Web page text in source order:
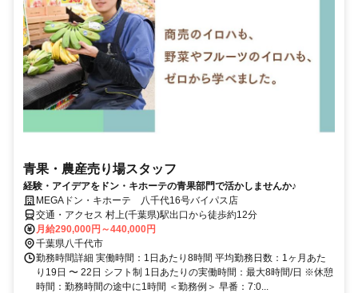
青果・農産売り場スタッフ
経験・アイデアをドン・キホーテの青果部門で活かしませんか♪
MEGAドン・キホーテ 八千代16号バイパス店
交通・アクセス 村上(千葉県)駅出口から徒歩約12分
月給290,000円～440,000円
千葉県八千代市
勤務時間詳細 実働時間：1日あたり8時間 平均勤務日数：1ヶ月あた
り19日 〜 22日 シフト制 1日あたりの実働時間：最大8時間/日 ※休憩
時間：勤務時間の途中に1時間 ＜勤務例＞ 早番：7:0...